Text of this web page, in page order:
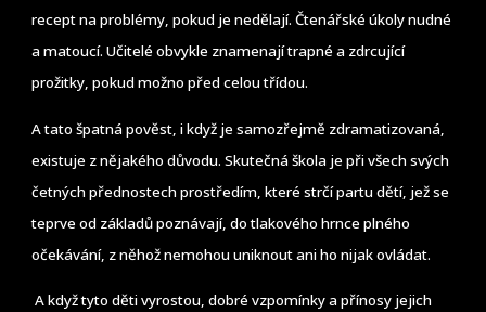
recept na problémy, pokud je nedělají. Čtenářské úkoly nudné
a matoucí. Učitelé obvykle znamenají trapné a zdrcující
prožitky, pokud možno před celou třídou.
A tato špatná pověst, i když je samozřejmě zdramatizovaná,
existuje z nějakého důvodu. Skutečná škola je při všech svých
četných přednostech prostředím, které strčí partu dětí, jež se
teprve od základů poznávají, do tlakového hrnce plného
očekávání, z něhož nemohou uniknout ani ho nijak ovládat.
A když tyto děti vyrostou, dobré vzpomínky a přínosy jejich